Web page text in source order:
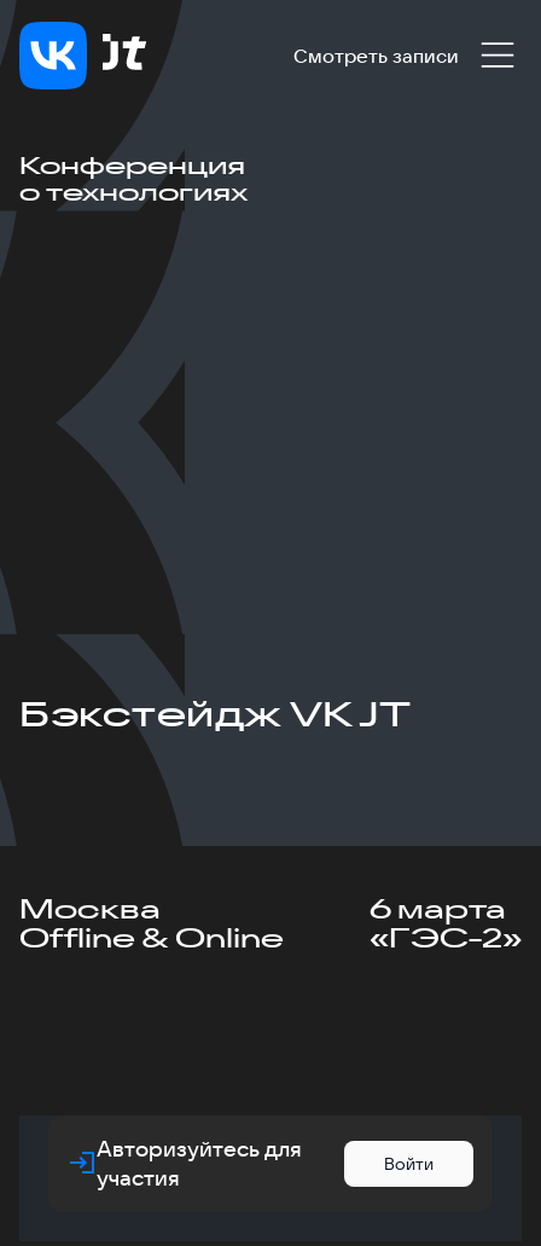
Смотреть записи
Конференция
о технологиях
Бэкстейдж VK JT
Москва
Offline & Online
6 марта
«ГЭС-2»
Авторизуйтесь для
участия
Войти